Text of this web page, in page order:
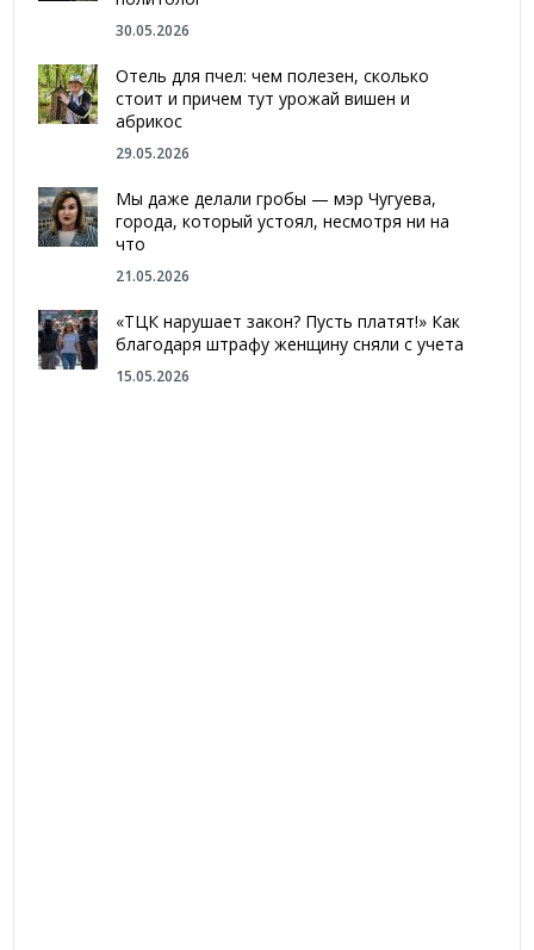
30.05.2026
Отель для пчел: чем полезен, сколько
стоит и причем тут урожай вишен и
абрикос
29.05.2026
Мы даже делали гробы — мэр Чугуева,
города, который устоял, несмотря ни на
что
21.05.2026
«ТЦК нарушает закон? Пусть платят!» Как
благодаря штрафу женщину сняли с учета
15.05.2026